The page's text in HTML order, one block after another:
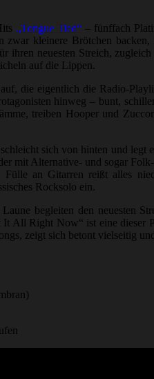
„Tongue Tied“– fünffach
zwar kleinere Brötchen
ihren neuesten Streich,
auf die Lippen.
die eigentlich die Radio-
hinweg – bunt,
treiben Hooper und
sich von hinten und
mit Alternative- und sogar
an Gitarren reißt alles
Rocksolo ein.
begleiten den neuesten
All Right Now“ ist eine dieser
zeigt sich betont vielseitig